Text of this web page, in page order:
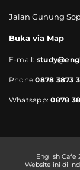
Jalan Gunung
Buka via Map
E-mail:
Phone:0878 3873
Whatsapp:0878
English Cafe
Website ini